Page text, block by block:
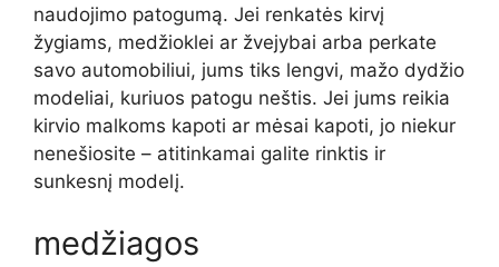
naudojimo patogumą. Jei renkatės kirvį
žygiams, medžioklei ar žvejybai arba perkate
savo automobiliui, jums tiks lengvi, mažo dydžio
modeliai, kuriuos patogu neštis. Jei jums reikia
kirvio malkoms kapoti ar mėsai kapoti, jo niekur
nenešiosite – atitinkamai galite rinktis ir
sunkesnį modelį.
medžiagos